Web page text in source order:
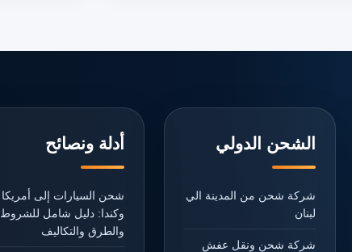
الشحن الدولي
شركة شحن من المدينة الي
لبنان
شركة شحن ونقل عفش
أدلة ونصائح
شحن السيارات إلى أمريكا
وكندا: دليل شامل للشروط
والطرق والتكاليف